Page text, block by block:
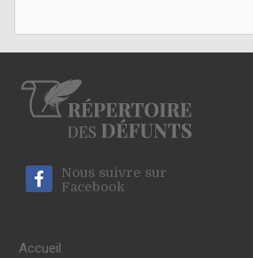
Nous suivre sur
Facebook
Accueil